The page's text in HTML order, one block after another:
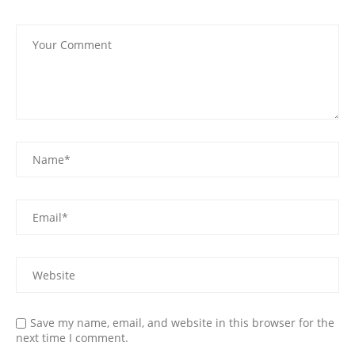
Save my name, email, and website in this browser for the
next time I comment.